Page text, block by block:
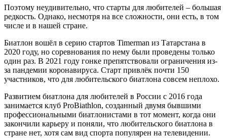
Поэтому неудивительно, что старты для любителей – большая
редкость. Однако, несмотря на все сложности, они есть, в том
числе и в нашей стране.
Биатлон вошёл в серию стартов Timerman из Татарстана в
2020 году, но соревнования по нему были проведены только
один раз. В 2021 году гонке препятствовали ограничения из-
за пандемии коронавируса. Старт привлёк почти 150
участников, что для любительского биатлона совсем неплохо.
Развитием биатлона для любителей в России с 2016 года
занимается клуб ProBiathlon, созданный двумя бывшими
профессиональными биатлонистами в тот момент, когда они
закончили карьеру и поняли, что любительского биатлона в
стране нет, хотя сам вид спорта популярен на телевидении.